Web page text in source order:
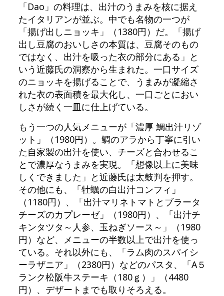
「Dao」の料理は、出汁のうまみを核に据え
たイタリアンが並ぶ。中でも名物の一つが
「揚げ出しニョッキ」（1380円）だ。「揚げ
出し豆腐のおいしさの本質は、豆腐そのもの
ではなく、出汁を吸った衣の部分にある」と
いう近藤氏の洞察から生まれた。一口サイズ
のニョッキを揚げることで、うまみが凝縮さ
れた衣の表面積を最大化し、一口ごとにおい
しさが続く一皿に仕上げている。
もう一つの人気メニューが「濃厚 鯛出汁リゾ
ット」（1980円）。鯛のアラから丁寧に引い
た自家製の出汁を使い、チーズと合わせるこ
とで濃厚なうまみを実現。「想像以上に美味
しくできました」と近藤氏は太鼓判を押す。
その他にも、「牡蠣の白出汁コンフィ」
（1180円）、「出汁マリネトマトとブラータ
チーズのカプレーゼ」（1980円）、「出汁チ
キンタツタ～人参、玉ねぎソース～」（1980
円）など、メニューの半数以上で出汁を使っ
ている。それ以外にも、「ラム肉のスパイシ
ーラザニア」（2380円）などのパスタ、「A５
ランク松阪牛ステーキ（180ｇ）」（4480
円）、デザートまでも取りそろえる。